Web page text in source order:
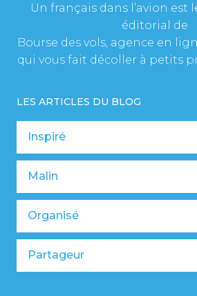
Un français dans l’avion est
éditorial de
Bourse des vols, agence en
qui vous fait décoller à petits
LES ARTICLES DU BLOG
Inspiré
Malin
Organisé
Partageur